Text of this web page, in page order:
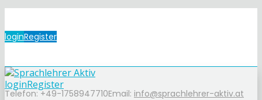
loginRegister
Telefon: +49-1758947710Email: info@sprachlehrer-aktiv.at
loginRegister